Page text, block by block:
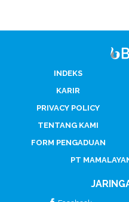
INDEKS
KARIR
PRIVACY POLICY
TENTANG KAMI
FORM PENGADUAN
PT